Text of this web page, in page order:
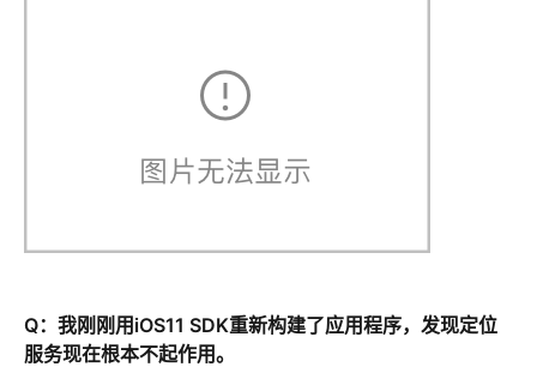
Q：我刚刚用iOS11 SDK重新构建了应用程序，发现定位
服务现在根本不起作用。